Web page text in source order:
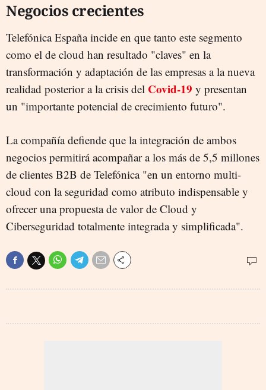
Negocios crecientes
Telefónica España incide en que tanto este segmento
como el de cloud han resultado "claves" en la
transformación y adaptación de las empresas a la nueva
realidad posterior a la crisis del Covid-19 y presentan
un "importante potencial de crecimiento futuro".
La compañía defiende que la integración de ambos
negocios permitirá acompañar a los más de 5,5 millones
de clientes B2B de Telefónica "en un entorno multi-
cloud con la seguridad como atributo indispensable y
ofrecer una propuesta de valor de Cloud y
Ciberseguridad totalmente integrada y simplificada".